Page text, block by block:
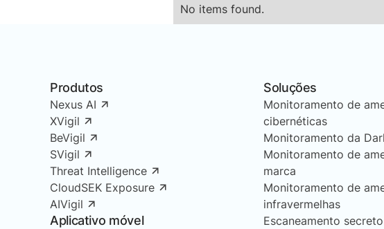
No items found.
Produtos
Nexus AI
XVigil
BeVigil
SVigil
Threat Intelligence
CloudSEK Exposure
AIVigil
Aplicativo móvel
Soluções
Monitoramento de
cibernéticas
Monitoramento da
Monitoramento de
marca
Monitoramento de
infravermelhas
Escaneamento